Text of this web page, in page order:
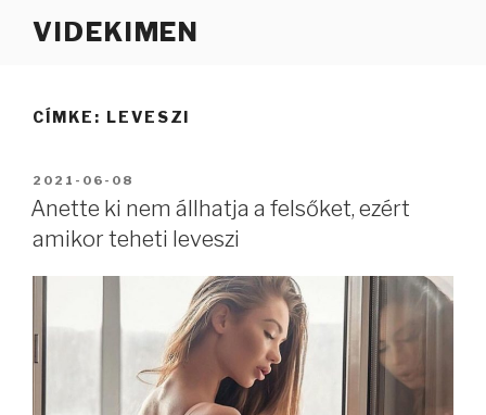
VIDEKIMEN
CÍMKE: LEVESZI
BEKÜLDVE:
2021-06-08
Anette ki nem állhatja a felsőket, ezért
amikor teheti leveszi